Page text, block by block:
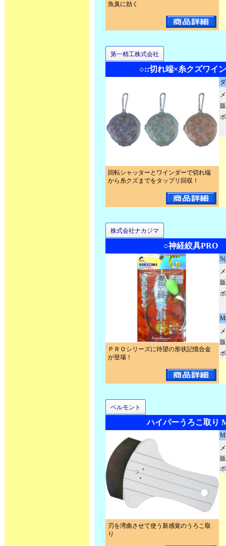
魚臭に効く
第一精工株式会社
○::切れ端×糸クズワイ
回転シャッターとワインダーで切れ端
から糸クズまでをタップリ回収！
株式会社ナカジマ
○神経絞具PRO
ＰＲＯシリーズに待望の形状記憶合金
が登場！
ベルモント
ハイパーうろこ取り
刃を湾曲させて使う新感覚のうろこ取
り